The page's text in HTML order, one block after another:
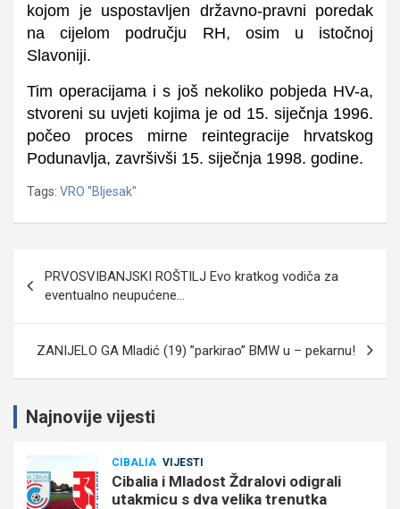
kojom je uspostavljen državno-pravni poredak
na cijelom području RH, osim u istočnoj
Slavoniji.
Tim operacijama i s još nekoliko pobjeda HV-a,
stvoreni su uvjeti kojima je od 15. siječnja 1996.
počeo proces mirne reintegracije hrvatskog
Podunavlja, završivši 15. siječnja 1998. godine.
Tags: VRO ''Bljesak''
objava
PRVOSVIBANJSKI ROŠTILJ Evo kratkog vodiča za
eventualno neupućene…
ZANIJELO GA Mladić (19) ”parkirao” BMW u – pekarnu!
Najnovije vijesti
CIBALIA VIJESTI
Cibalia i Mladost Ždralovi odigrali
utakmicu s dva velika trenutka